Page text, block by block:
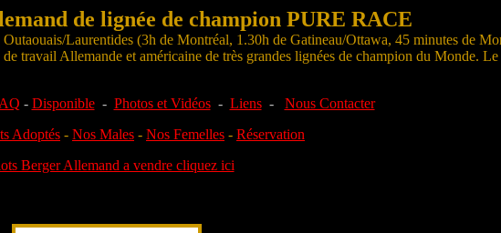
de lignée de champion PURE RACE
Laurentides (3h de Montréal, 1.30h de Gatineau/Ottawa, 45 minutes de
travail Allemande et américaine de très grandes lignées de champion du Monde.
- Disponible- Photos et Vidéos- Liens- Nous Contacter
Adoptés - Nos Males - Nos Femelles - Réservation
Berger Allemand a vendre cliquez ici